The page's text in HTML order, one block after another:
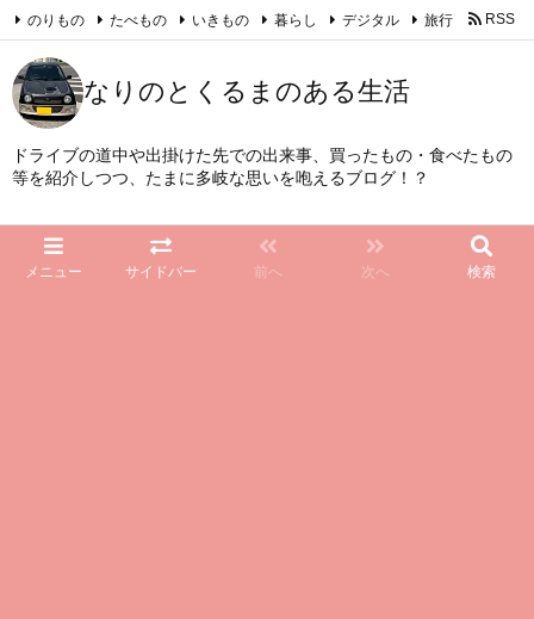
なりのとくるまのある生活
ドライブの道中や出掛けた先での出来事、買ったもの・食べたもの
等を紹介しつつ、たまに多岐な思いを咆えるブログ！？
メニュー サイドバー 前へ 次へ 検索
のりもの たべもの いきもの 暮らし デジタル 旅行 RSS
Feedly